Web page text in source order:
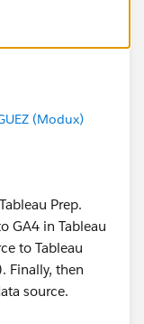
(Modux)
Prep.
GA4 in Tableau
to Tableau
Finally, then
source.